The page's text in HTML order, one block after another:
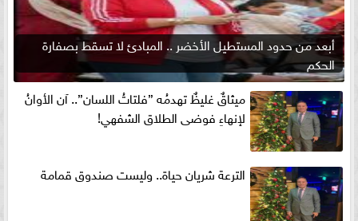
أبعد من حدود المستطيل الأخضر .. المبادئ لا تسقط بصفارة
الحكم
ميثاقٌ غليظٌ تهدمُه ”فلتاتُ اللسان”.. آن الأوانُ
لإنهاءِ فوضى الطلاق الشفهي!
الترعة شريان حياة.. وليست صندوق قمامة